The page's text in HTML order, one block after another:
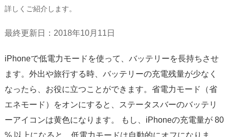
言語選択
詳しくご紹介します。
最終更新日：2018年10月11日
iPhoneで低電力モードを使って、バッテリーを長持ちさせ
ます。外出や旅行する時、バッテリーの充電残量が少なく
なったら、お役に立つことができます。省電力モード（省
エネモード）をオンにすると、ステータスバーのバッテリ
ーアイコンは黄色になります。 もし、iPhoneの充電量が 80
% 以上になると、低電力モードは自動的にオフになりま